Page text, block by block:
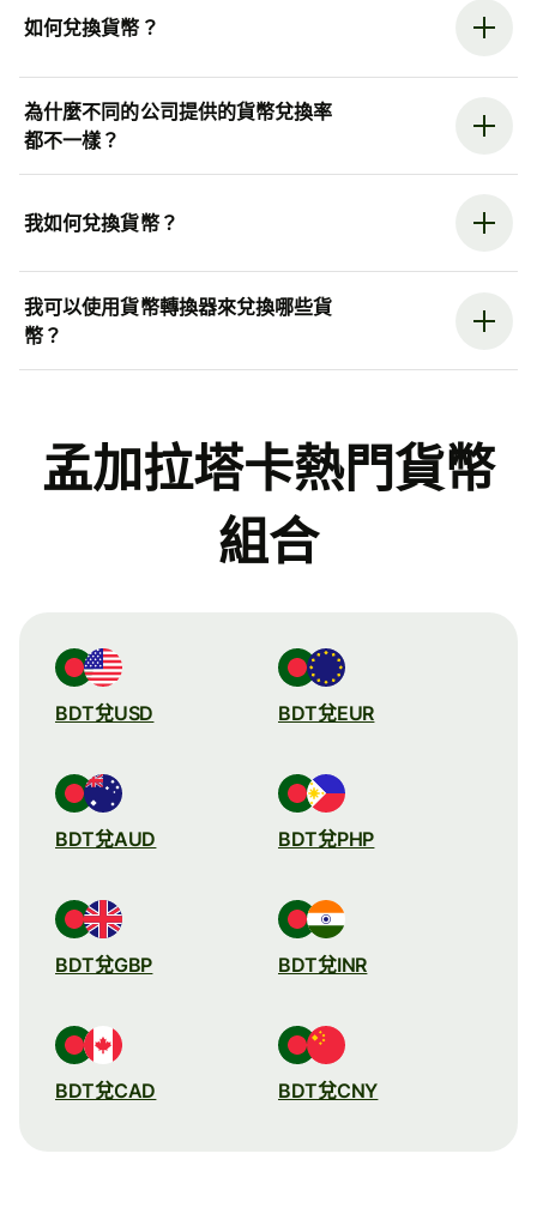
如何兌換貨幣？
為什麼不同的公司提供的貨幣兌換率
都不一樣？
我如何兌換貨幣？
我可以使用貨幣轉換器來兌換哪些貨
幣？
孟加拉塔卡熱門貨幣
組合
BDT兌USD BDT兌EUR
BDT兌AUD BDT兌PHP
BDT兌GBP BDT兌INR
BDT兌CAD BDT兌CNY